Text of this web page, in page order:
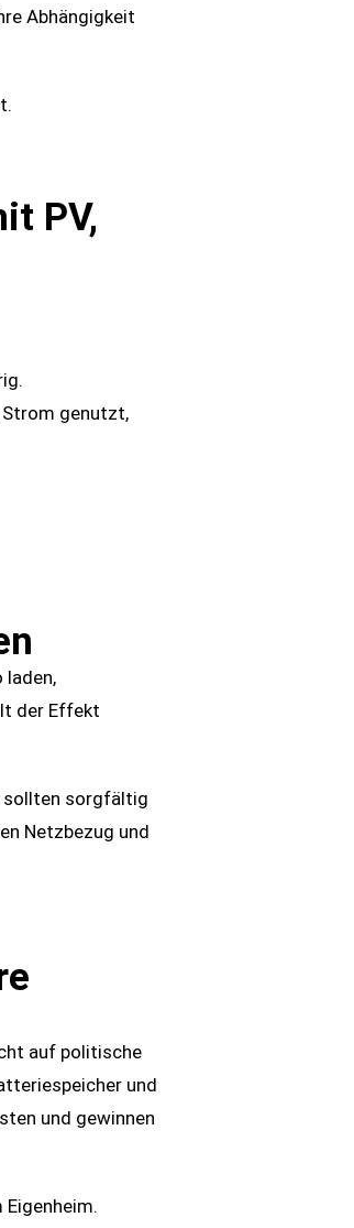
Abhängigkeit
PV,
Strom genutzt,
laden,
der Effekt
sollten sorgfältig
Netzbezug und
auf politische
und
und gewinnen